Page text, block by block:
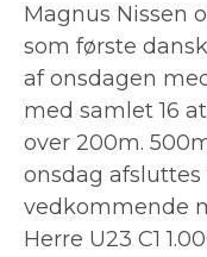
Magnus Nissen
som første
af onsdagen
med samlet 16
over 200m.
onsdag
vedkommende
Herre U23 C1